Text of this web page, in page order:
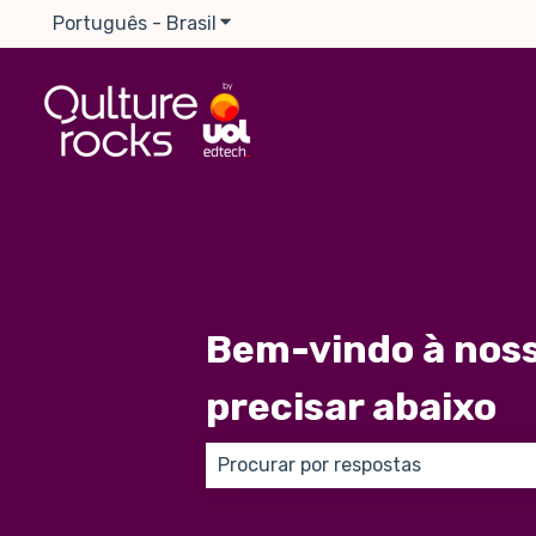
Português - Brasil Mostrar submenu para traduções
Bem-vindo à
precisar abaixo